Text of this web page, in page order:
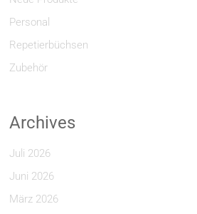
Personal
Repetierbüchsen
Zubehör
Archives
Juli 2026
Juni 2026
März 2026